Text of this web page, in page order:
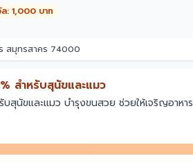
ล: 1,000 บาท
สมุทรสาคร 74000
สำหรับสุนัขและแมว
บสุนัขและแมว บำรุงขนสวย ช่วยให้เจริญอาหาร